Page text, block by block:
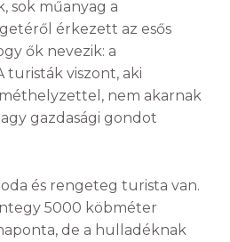
sok műanyag a
érkezett az esős
ők nevezik: a
turisták viszont, aki
nem akarnak
gazdasági gondot
és rengeteg turista van.
5000 köbméter
de a hulladéknak